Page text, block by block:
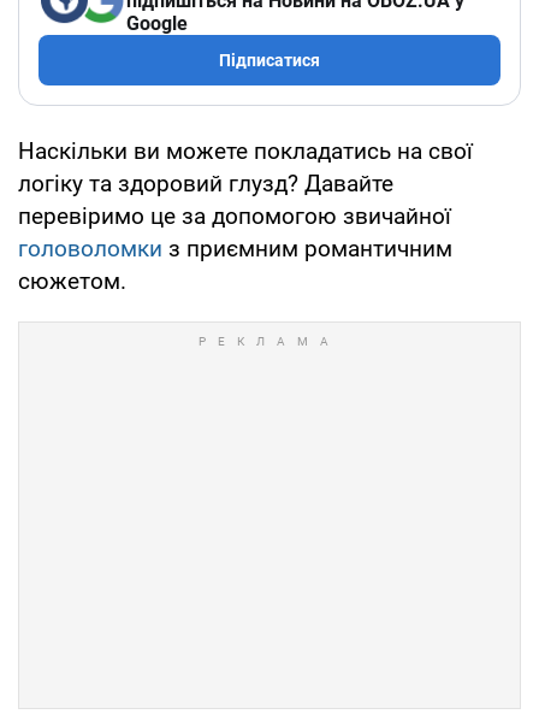
Google
Підписатися
Наскільки ви можете покладатись на свої
логіку та здоровий глузд? Давайте
перевіримо це за допомогою звичайної
головоломки з приємним романтичним
сюжетом.